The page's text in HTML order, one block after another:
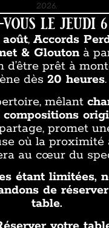
2026.
vous le jeudi
, Accords
& Glouton à
d’être prêt à
dès 20 heures.
mêlant
compositions
promet
où la proximité
au cœur du
étant limitées,
de
table.